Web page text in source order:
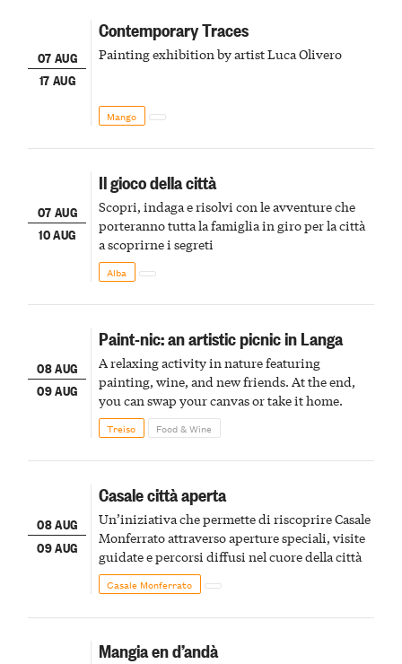
07 AUG
17 AUG
Contemporary Traces
Painting exhibition by artist Luca Olivero
Mango
07 AUG
10 AUG
Il gioco della città
Scopri, indaga e risolvi con le avventure che
porteranno tutta la famiglia in giro per la città
a scoprirne i segreti
Alba
08 AUG
09 AUG
Paint-nic: an artistic picnic in Langa
A relaxing activity in nature featuring
painting, wine, and new friends. At the end,
you can swap your canvas or take it home.
Treiso Food & Wine
08 AUG
09 AUG
Casale città aperta
Un’iniziativa che permette di riscoprire Casale
Monferrato attraverso aperture speciali, visite
guidate e percorsi diffusi nel cuore della città
Casale Monferrato
Mangia en d’andà